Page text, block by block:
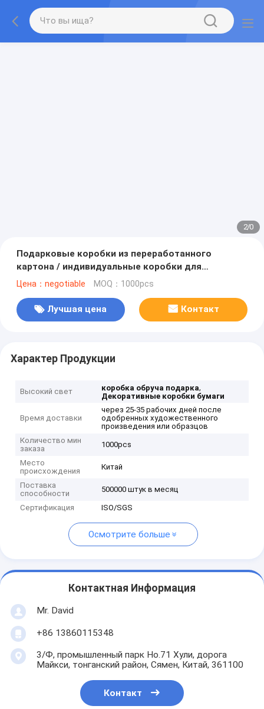
2/0
Подарковые коробки из переработанного
картона / индивидуальные коробки для
подарков Цвет CMYK
Цена：negotiable MOQ：1000pcs
Лучшая цена Контакт
Характер Продукции
Высокий свет коробка обруча подарка,
Декоративные коробки бумаги
Время доставки
через 25-35 рабочих дней после
одобренных художественного
произведения или образцов
Количество мин
заказа
1000pcs
Место
происхождения
Китай
Поставка
способности
500000 штук в месяц
Сертификация ISO/SGS
Осмотрите больше
Контактная Информация
Mr. David
+86 13860115348
3/Ф, промышленный парк Но.71 Хули, дорога
Майкси, тонганский район, Сямен, Китай, 361100
Контакт